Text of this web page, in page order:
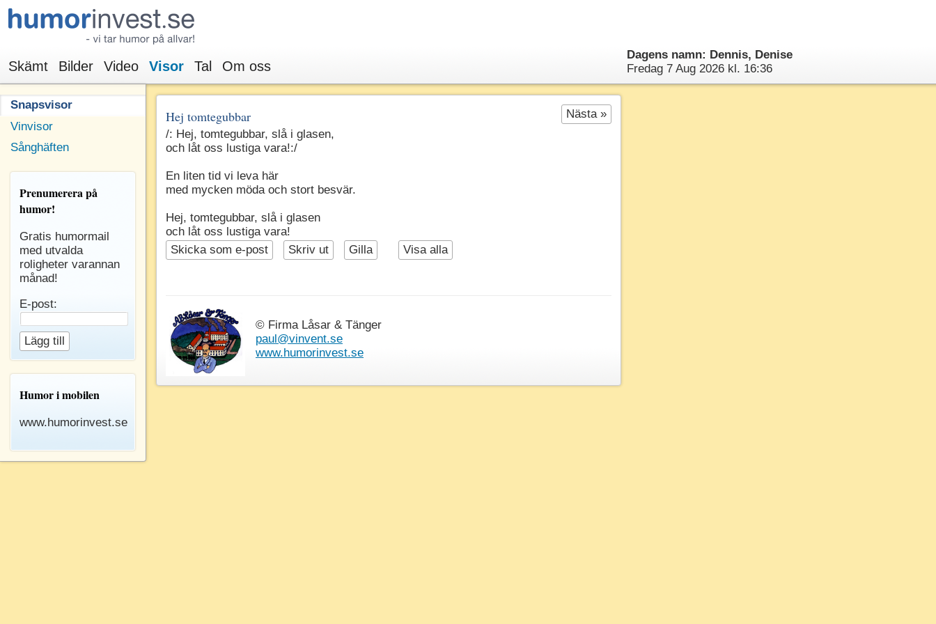
Dagens namn: Dennis, Denise
Fredag 7 Aug 2026 kl. 16:36
Skämt Bilder Video Visor Tal Om oss
Snapsvisor
Vinvisor
Sånghäften
Prenumererapå
humor!
Gratis humormail
med utvalda
roligheter varannan
månad!
E-post:
Humor i mobilen
www.humorinvest.se
Nästa »
Hej tomtegubbar
/: Hej, tomtegubbar, slå i glasen,
och låt oss lustiga vara!:/
En liten tid vi leva här
med mycken möda och stort besvär.
Hej, tomtegubbar, slå i glasen
och låt oss lustiga vara!
Skicka som e-post
Skriv ut Gilla Visa alla
© Firma Låsar & Tänger
paul@vinvent.se
www.humorinvest.se